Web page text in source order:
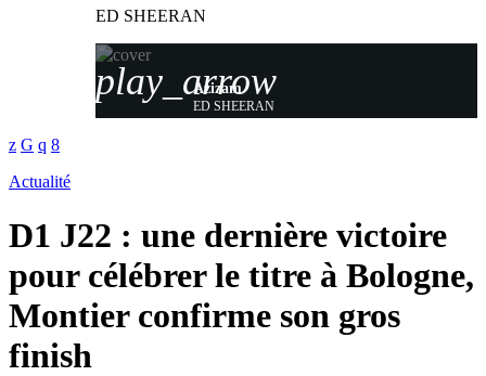
ED SHEERAN
play_arrow
Azizam
ED SHEERAN
Actualité
D1 J22 : une dernière victoire
pour célébrer le titre à Bologne,
Montier confirme son gros
finish